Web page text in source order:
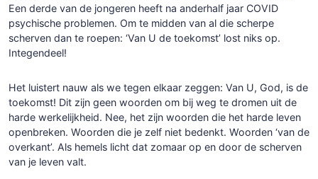
Een derde van de jongeren heeft na anderhalf jaar COVID
psychische problemen. Om te midden van al die scherpe
scherven dan te roepen: ‘Van U de toekomst’ lost niks op.
Integendeel!
Het luistert nauw als we tegen elkaar zeggen: Van U, God, is de
toekomst! Dit zijn geen woorden om bij weg te dromen uit de
harde werkelijkheid. Nee, het zijn woorden die het harde leven
openbreken. Woorden die je zelf niet bedenkt. Woorden ‘van de
overkant’. Als hemels licht dat zomaar op en door de scherven
van je leven valt.